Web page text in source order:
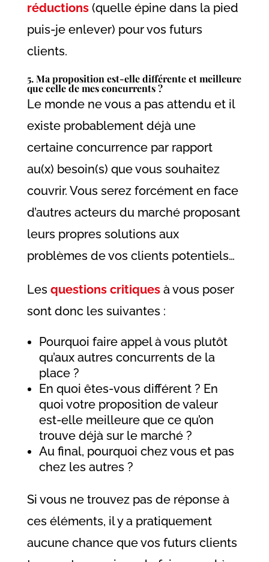
réductions(quelle épine dans la pied
puis-je enlever) pour vos futurs
clients.
5. Ma proposition est-elle différente et meilleure
que celle de mes concurrents ?
Le monde ne vous a pas attendu et il
existe probablement déjà une
certaine concurrence par rapport
au(x) besoin(s) que vous souhaitez
couvrir. Vous serez forcément en face
d’autres acteurs du marché proposant
leurs propres solutions aux
problèmes de vos clients potentiels…
Les questions critiques à vous poser
sont donc les suivantes :
Pourquoi faire appel à vous plutôt
qu’aux autres concurrents de la
place ?
En quoi êtes-vous différent ? En
quoi votre proposition de valeur
est-elle meilleure que ce qu’on
trouve déjà sur le marché ?
Au final, pourquoi chez vous et pas
chez les autres ?
Si vous ne trouvez pas de réponse à
ces éléments, il y a pratiquement
aucune chance que vos futurs clients